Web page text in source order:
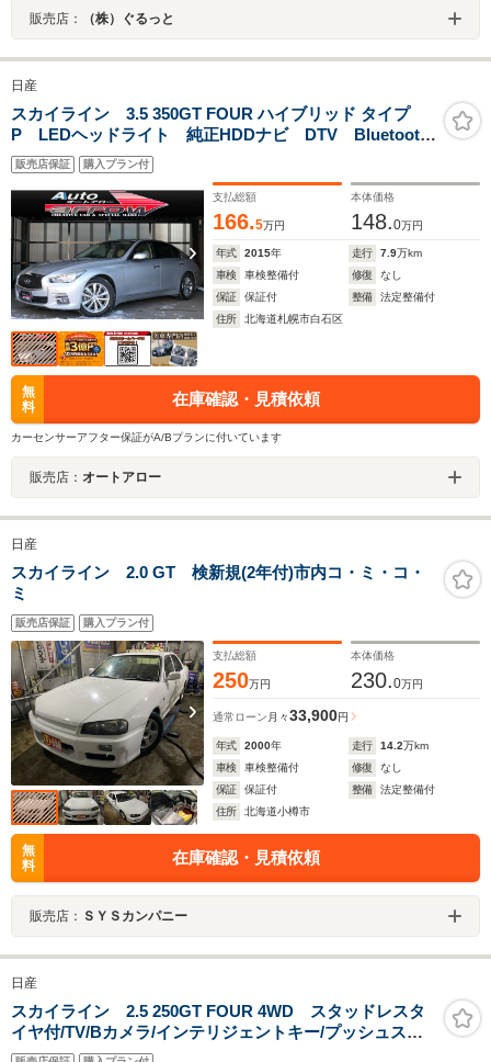
販売店： （株）ぐるっと
日産
スカイライン 3.5 350GT FOUR ハイブリッド タイプ
P LEDヘッドライト 純正HDDナビ DTV Bluetooth
ETC アラウンドビューモニター アクティブクルーズコ
ントロール 本革シート パワーシート シートヒータ
ー スマートキー
販売店保証 購入プラン付
支払総額
166.5万円
本体価格
148.0万円
年式 2015年 走行 7.9万km
車検
車検整備付 修復
なし
保証
保証付 整備
法定整備付
住所
北海道札幌市白石区
無
料
在庫確認・見積依頼
カーセンサーアフター保証がA/Bプランに付いています
販売店： オートアロー
日産
スカイライン 2.0 GT 検新規(2年付)市内コ・ミ・コ・
ミ
販売店保証 購入プラン付
支払総額
250万円
本体価格
230.0万円
通常ローン 月々33,900円
年式 2000年 走行 14.2万km
車検
車検整備付 修復
なし
保証
保証付 整備
法定整備付
住所
北海道小樽市
無
料
在庫確認・見積依頼
販売店： ＳＹＳカンパニー
日産
スカイライン 2.5 250GT FOUR 4WD スタッドレスタ
イヤ付/TV/Bカメラ/インテリジェントキー/プッシュスタ
ート/HID